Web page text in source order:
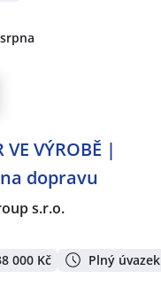
VE VÝROBĚ |
dopravu
s.r.o.
000 Kč Plný úvazek